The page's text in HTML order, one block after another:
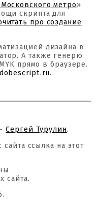
метро»
скрипта для
про создание
дизайна в
А также генерю
прямо в браузере.
.
Сергей Турулин.
ссылка на этот
сайта.